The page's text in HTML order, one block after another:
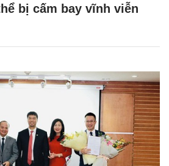
bị cấm bay vĩnh viễn